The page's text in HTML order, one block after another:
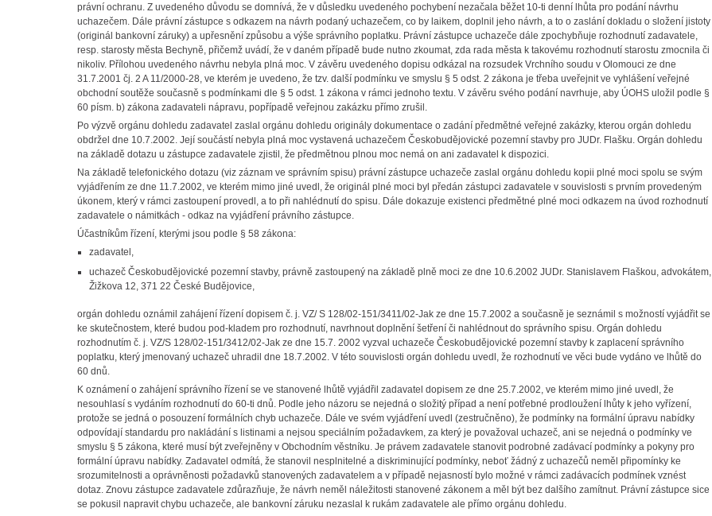
právní ochranu. Z uvedeného důvodu se domnívá, že v důsledku uvedeného pochybení nezačala běžet 10-ti denní lhůta pro podání návrhu
uchazečem. Dále právní zástupce s odkazem na návrh podaný uchazečem, co by laikem, doplnil jeho návrh, a to o zaslání dokladu o složení jistoty
(originál bankovní záruky) a upřesnění způsobu a výše správního poplatku. Právní zástupce uchazeče dále zpochybňuje rozhodnutí zadavatele,
resp. starosty města Bechyně, přičemž uvádí, že v daném případě bude nutno zkoumat, zda rada města k takovému rozhodnutí starostu zmocnila či
nikoliv. Přílohou uvedeného návrhu nebyla plná moc. V závěru uvedeného dopisu odkázal na rozsudek Vrchního soudu v Olomouci ze dne
31.7.2001 čj. 2 A 11/2000-28, ve kterém je uvedeno, že tzv. další podmínku ve smyslu § 5 odst. 2 zákona je třeba uveřejnit ve vyhlášení veřejné
obchodní soutěže současně s podmínkami dle § 5 odst. 1 zákona v rámci jednoho textu. V závěru svého podání navrhuje, aby ÚOHS uložil podle §
60 písm. b) zákona zadavateli nápravu, popřípadě veřejnou zakázku přímo zrušil.
Po výzvě orgánu dohledu zadavatel zaslal orgánu dohledu originály dokumentace o zadání předmětné veřejné zakázky, kterou orgán dohledu
obdržel dne 10.7.2002. Její součástí nebyla plná moc vystavená uchazečem Českobudějovické pozemní stavby pro JUDr. Flašku. Orgán dohledu
na základě dotazu u zástupce zadavatele zjistil, že předmětnou plnou moc nemá on ani zadavatel k dispozici.
Na základě telefonického dotazu (viz záznam ve správním spisu) právní zástupce uchazeče zaslal orgánu dohledu kopii plné moci spolu se svým
vyjádřením ze dne 11.7.2002, ve kterém mimo jiné uvedl, že originál plné moci byl předán zástupci zadavatele v souvislosti s prvním provedeným
úkonem, který v rámci zastoupení provedl, a to při nahlédnutí do spisu. Dále dokazuje existenci předmětné plné moci odkazem na úvod rozhodnutí
zadavatele o námitkách - odkaz na vyjádření právního zástupce.
Účastníkům řízení, kterými jsou podle § 58 zákona:
zadavatel,
uchazeč Českobudějovické pozemní stavby, právně zastoupený na základě plně moci ze dne 10.6.2002 JUDr. Stanislavem Flaškou, advokátem,
Žižkova 12, 371 22 České Budějovice,
orgán dohledu oznámil zahájení řízení dopisem č. j. VZ/ S 128/02-151/3411/02-Jak ze dne 15.7.2002 a současně je seznámil s možností vyjádřit se
ke skutečnostem, které budou pod-kladem pro rozhodnutí, navrhnout doplnění šetření či nahlédnout do správního spisu. Orgán dohledu
rozhodnutím č. j. VZ/S 128/02-151/3412/02-Jak ze dne 15.7. 2002 vyzval uchazeče Českobudějovické pozemní stavby k zaplacení správního
poplatku, který jmenovaný uchazeč uhradil dne 18.7.2002. V této souvislosti orgán dohledu uvedl, že rozhodnutí ve věci bude vydáno ve lhůtě do
60 dnů.
K oznámení o zahájení správního řízení se ve stanovené lhůtě vyjádřil zadavatel dopisem ze dne 25.7.2002, ve kterém mimo jiné uvedl, že
nesouhlasí s vydáním rozhodnutí do 60-ti dnů. Podle jeho názoru se nejedná o složitý případ a není potřebné prodloužení lhůty k jeho vyřízení,
protože se jedná o posouzení formálních chyb uchazeče. Dále ve svém vyjádření uvedl (zestručněno), že podmínky na formální úpravu nabídky
odpovídají standardu pro nakládání s listinami a nejsou speciálním požadavkem, za který je považoval uchazeč, ani se nejedná o podmínky ve
smyslu § 5 zákona, které musí být zveřejněny v Obchodním věstníku. Je právem zadavatele stanovit podrobné zadávací podmínky a pokyny pro
formální úpravu nabídky. Zadavatel odmítá, že stanovil nesplnitelné a diskriminující podmínky, neboť žádný z uchazečů neměl připomínky ke
srozumitelnosti a oprávněnosti požadavků stanovených zadavatelem a v případě nejasností bylo možné v rámci zadávacích podmínek vznést
dotaz. Znovu zástupce zadavatele zdůrazňuje, že návrh neměl náležitosti stanovené zákonem a měl být bez dalšího zamítnut. Právní zástupce sice
se pokusil napravit chybu uchazeče, ale bankovní záruku nezaslal k rukám zadavatele ale přímo orgánu dohledu.